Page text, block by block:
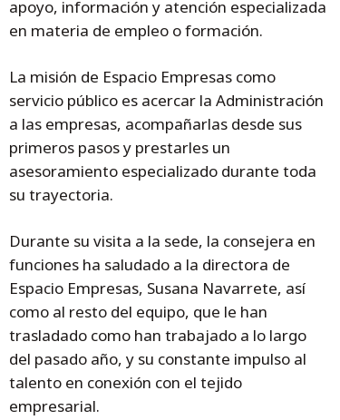
apoyo, información y atención especializada
en materia de empleo o formación.
La misión de Espacio Empresas como
servicio público es acercar la Administración
a las empresas, acompañarlas desde sus
primeros pasos y prestarles un
asesoramiento especializado durante toda
su trayectoria.
Durante su visita a la sede, la consejera en
funciones ha saludado a la directora de
Espacio Empresas, Susana Navarrete, así
como al resto del equipo, que le han
trasladado como han trabajado a lo largo
del pasado año, y su constante impulso al
talento en conexión con el tejido
empresarial.